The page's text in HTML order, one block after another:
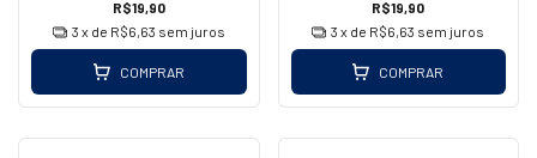
R$19,90
3 x de R$6,63 sem juros
COMPRAR
R$19,90
3 x de R$6,63 sem juros
COMPRAR